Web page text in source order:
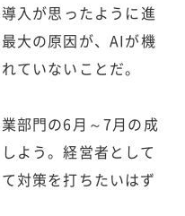
入が思ったように進
大の原因が、AIが機
ていないことだ。
部門の6月～7月の成
よう。経営者として
対策を打ちたいはず